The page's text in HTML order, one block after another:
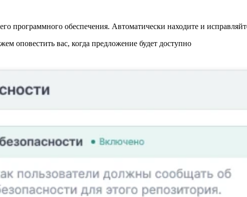
программного обеспечения. Автоматически находите и
оповестить вас, когда предложение будет доступно